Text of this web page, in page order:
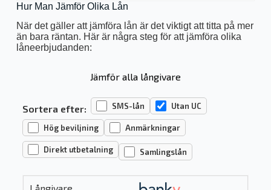
Hur Man Jämför Olika Lån
När det gäller att jämföra lån är det viktigt att titta på mer
än bara räntan. Här är några steg för att jämföra olika
låneerbjudanden:
Jämför alla långivare
Sortera efter: SMS-lån Utan UC
Hög beviljning Anmärkningar
Direkt utbetalning Samlingslån